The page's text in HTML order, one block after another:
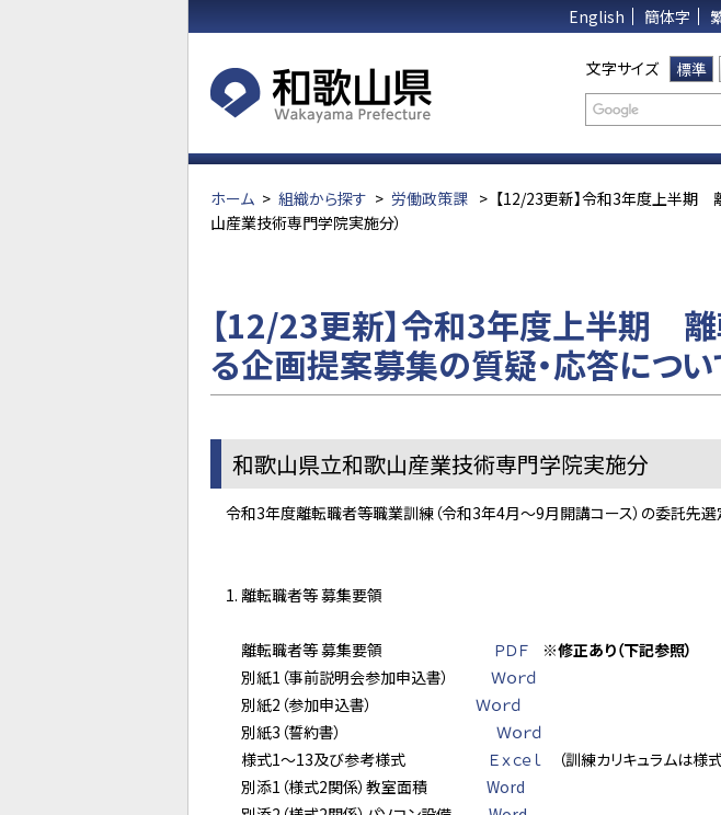
English 簡体字
文字サイズ 標準
ホーム > 組織から探す > 労働政策課 > 【12/23更新】令和3年度上半期
山産業技術専門学院実施分）
【12/23更新】令和3年度上半期
る企画提案募集の質疑・応答につ
和歌山県立和歌山産業技術専門学院実施分
令和3年度離転職者等職業訓練（令和3年4月～9月開講コース）の委託先選
離転職者等 募集要領
離転職者等 募集要領 ＰＤＦ
※修正あり（下記参照）
別紙1（事前説明会参加申込書） Ｗｏｒｄ
別紙2（参加申込書） Ｗｏｒｄ
別紙3（誓約書） Ｗｏｒｄ
様式1～13及び参考様式
Ｅｘｃｅｌ （訓練カリキュラムは様
別添1（様式2関係）教室面積 Word